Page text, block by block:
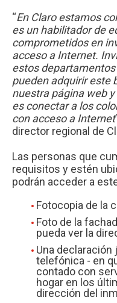
“En Claro estamos
es un habilitador de
comprometidos en
acceso a Internet.
estos
pueden adquirir este
nuestra página web
es conectar a los
con acceso a Internet
director regional de
Las personas que
requisitos y estén
podrán acceder a
Fotocopia de la
Foto de la
pueda ver la
Una declaración
telefónica - en
contado con
hogar en los
dirección del